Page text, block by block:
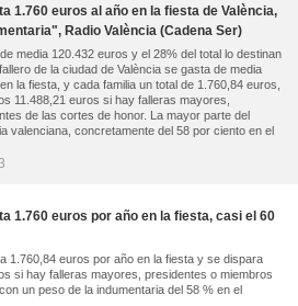
1.760 euros al año en la fiesta de València,
Radio València (Cadena Ser)
media 120.432 euros y el 28% del total lo destinan
de la ciudad de València se gasta de media
la fiesta, y cada familia un total de 1.760,84 euros,
11.488,21 euros si hay falleras mayores,
de las cortes de honor. La mayor parte del
valenciana, concretamente del 58 por ciento en el
1.760 euros por año en la fiesta, casi el 60
1.760,84 euros por año en la fiesta y se dispara
si hay falleras mayores, presidentes o miembros
un peso de la indumentaria del 58 % en el